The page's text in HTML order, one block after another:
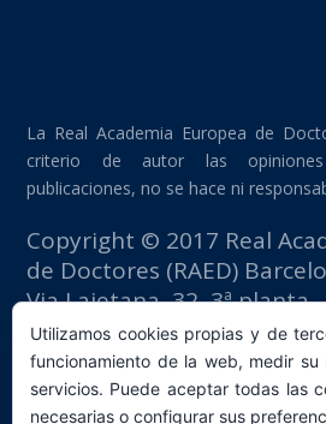
La Real Academia Europea de
criterio de autor las
publicaciones, no se hace ni
Copyright © 2017 Real
de Doctores (RAED)
Via Laietana, 32, 3ª planta
Edificio Fomento del
08003 Barcelona (España)
tlf: +34 93 667 40 54
Utilizamos cookies propias y de
funcionamiento de la web, medir su
servicios. Puede aceptar todas las
necesarias o configurar sus